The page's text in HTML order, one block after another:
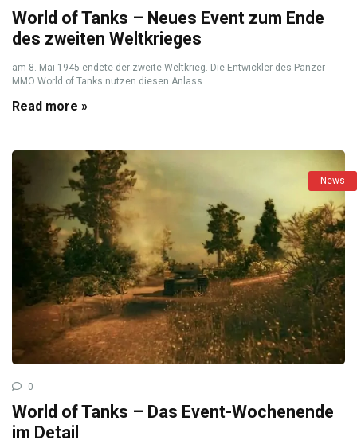
World of Tanks – Neues Event zum Ende
des zweiten Weltkrieges
am 8. Mai 1945 endete der zweite Weltkrieg. Die Entwickler des Panzer-
MMO World of Tanks nutzen diesen Anlass ...
Read more »
News
0
World of Tanks – Das Event-Wochenende
im Detail